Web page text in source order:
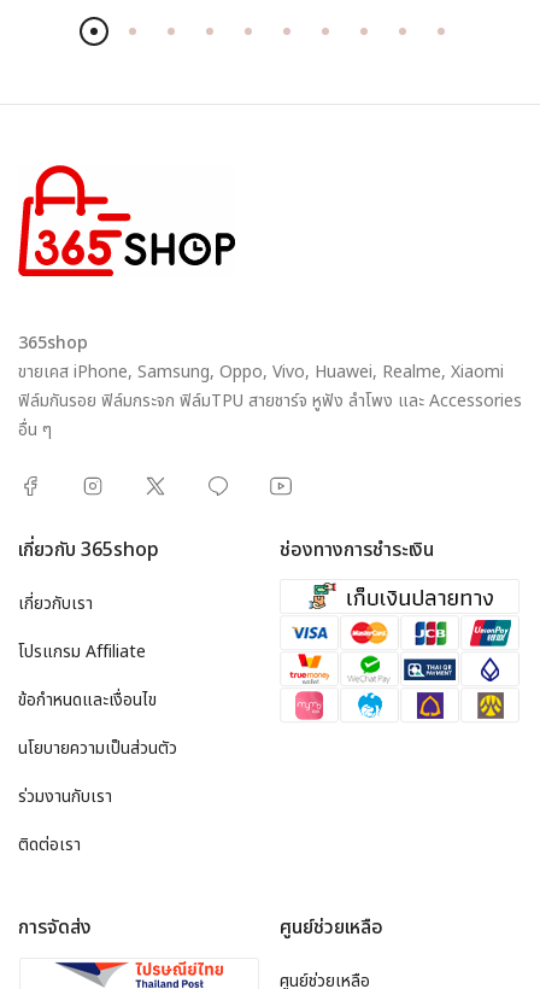
365shop
ขายเคส iPhone, Samsung, Oppo, Vivo, Huawei, Realme, Xiaomi
ฟิล์มกันรอย ฟิล์มกระจก ฟิล์มTPU สายชาร์จ หูฟัง ลำโพง และ Accessories
อื่น ๆ
เกี่ยวกับ 365shop
เกี่ยวกับเรา
โปรแกรม Affiliate
ข้อกำหนดและเงื่อนไข
นโยบายความเป็นส่วนตัว
ร่วมงานกับเรา
ติดต่อเรา
ช่องทางการชำระเงิน
การจัดส่ง ศูนย์ช่วยเหลือ
ศูนย์ช่วยเหลือ